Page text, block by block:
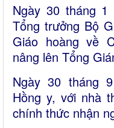
Ngày 30 tháng
Tổng trưởng Bộ
Giáo hoàng về
nâng lên Tổng
Ngày 30 tháng
Hồng y, với nhà
chính thức nhận